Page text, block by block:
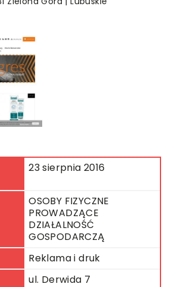
23 sierpnia 2016
OSOBY FIZYCZNE
PROWADZĄCE
DZIAŁALNOŚĆ
GOSPODARCZĄ
Reklama i druk
ul. Derwida 7